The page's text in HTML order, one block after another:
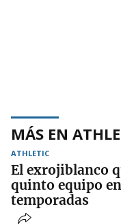
MÁS EN
ATHLETIC
El exrojiblanco
quinto equipo
temporadas